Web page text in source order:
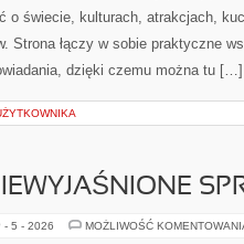
o świecie, kulturach, atrakcjach,
Strona łączy w sobie praktyczne
dzięki czemu można tu […]
- 5 - 2026 MOŻLIWOŚĆ